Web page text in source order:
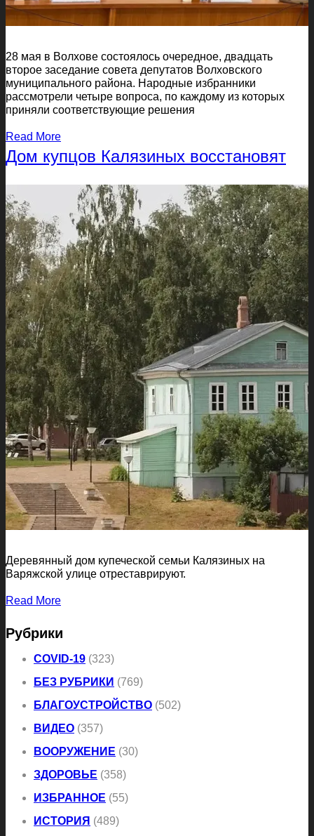
28 мая в Волхове состоялось очередное, двадцать
второе заседание совета депутатов Волховского
муниципального района. Народные избранники
рассмотрели четыре вопроса, по каждому из которых
приняли соответствующие решения
Read More
Дом купцов Калязиных восстановят
Деревянный дом купеческой семьи Калязиных на
Варяжской улице отреставрируют.
Read More
Рубрики
COVID-19 (323)
БЕЗ РУБРИКИ (769)
БЛАГОУСТРОЙСТВО (502)
ВИДЕО (357)
ВООРУЖЕНИЕ (30)
ЗДОРОВЬЕ (358)
ИЗБРАННОЕ (55)
ИСТОРИЯ (489)